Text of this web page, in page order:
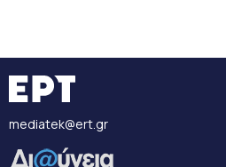
mediatek@ert.gr